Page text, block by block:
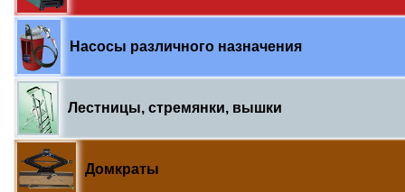
Насосы различного назначения
Лестницы, стремянки, вышки
Домкраты